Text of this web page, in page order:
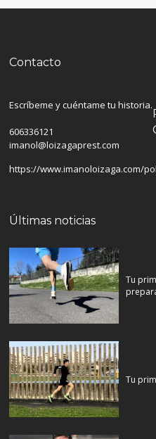
Contacto
Escríbeme y cuéntame tu historia.
606336121
imanol@loizagaprest.com
https://www.imanoloizaga.com/
Últimas noticias
Tu
Tu